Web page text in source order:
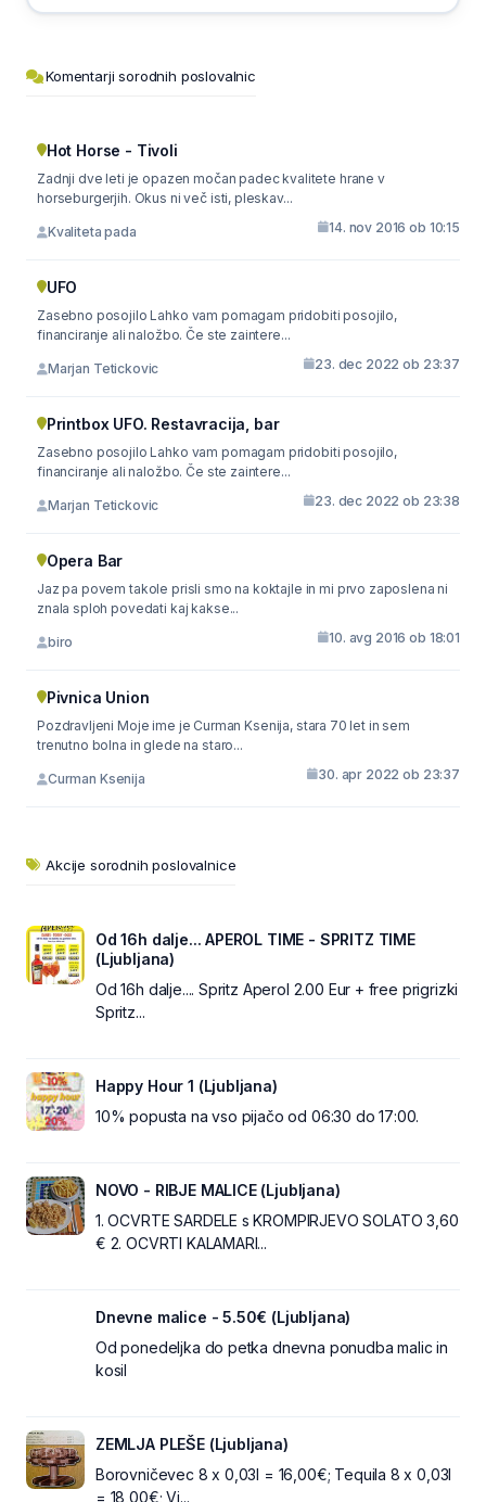
Komentarji sorodnih poslovalnic
Hot Horse - Tivoli
Zadnji dve leti je opazen močan padec kvalitete hrane v
horseburgerjih. Okus ni več isti, pleskav...
Kvaliteta pada 14. nov 2016 ob 10:15
UFO
Zasebno posojilo Lahko vam pomagam pridobiti posojilo,
financiranje ali naložbo. Če ste zaintere...
Marjan Tetickovic 23. dec 2022 ob 23:37
Printbox UFO. Restavracija, bar
Zasebno posojilo Lahko vam pomagam pridobiti posojilo,
financiranje ali naložbo. Če ste zaintere...
Marjan Tetickovic 23. dec 2022 ob 23:38
Opera Bar
Jaz pa povem takole prisli smo na koktajle in mi prvo zaposlena ni
znala sploh povedati kaj kakse...
biro 10. avg 2016 ob 18:01
Pivnica Union
Pozdravljeni Moje ime je Curman Ksenija, stara 70 let in sem
trenutno bolna in glede na staro...
Curman Ksenija 30. apr 2022 ob 23:37
Akcije sorodnih poslovalnice
Od 16h dalje... APEROL TIME - SPRITZ TIME
(Ljubljana)
Od 16h dalje.... Spritz Aperol 2.00 Eur + free prigrizki
Spritz...
Happy Hour 1 (Ljubljana)
10% popusta na vso pijačo od 06:30 do 17:00.
NOVO - RIBJE MALICE (Ljubljana)
1. OCVRTE SARDELE s KROMPIRJEVO SOLATO 3,60
€ 2. OCVRTI KALAMARI...
Dnevne malice - 5.50€ (Ljubljana)
Od ponedeljka do petka dnevna ponudba malic in
kosil
ZEMLJA PLEŠE (Ljubljana)
Borovničevec 8 x 0,03l = 16,00€; Tequila 8 x 0,03l
= 18,00€; Vi...